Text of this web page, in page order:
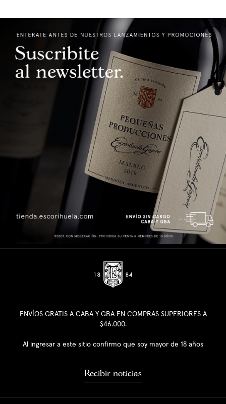
ENVÍOS GRATIS A CABA Y GBA EN COMPRAS SUPERIORES A
$46.000.
Al ingresar a este sitio confirmo que soy mayor de 18 años
Recibir noticias